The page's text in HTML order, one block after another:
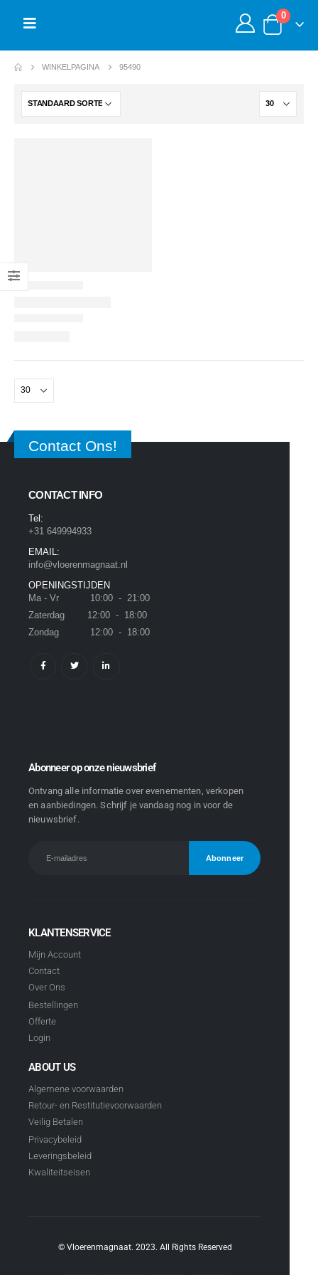
0
WINKELPAGINA 95490
Contact Ons!
CONTACT INFO
Tel:
+31 649994933
EMAIL:
info@vloerenmagnaat.nl
OPENINGSTIJDEN
Ma - Vr 10:00 - 21:00
Zaterdag 12:00 - 18:00
Zondag 12:00 - 18:00
Abonneer op onze nieuwsbrief
Ontvang alle informatie over evenementen, verkopen
en aanbiedingen. Schrijf je vandaag nog in voor de
nieuwsbrief.
KLANTENSERVICE
Mijn Account
Contact
Over Ons
Bestellingen
Offerte
Login
ABOUT US
Algemene voorwaarden
Retour- en Restitutievoorwaarden
Veilig Betalen
Privacybeleid
Leveringsbeleid
Kwaliteitseisen
© Vloerenmagnaat. 2023. All Rights Reserved